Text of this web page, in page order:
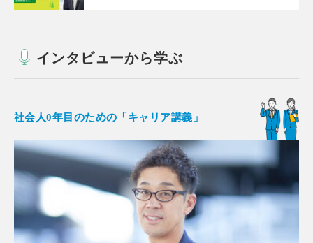
インタビューから学ぶ
社会人0年目のための「キャリア講義」